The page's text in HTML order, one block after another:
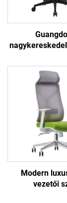
ergonomikus
székek
számítógépes
szék az
Modern
vezetői